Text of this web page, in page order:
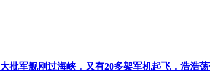
大批军舰刚过海峡，又有20多架军机起飞，浩浩